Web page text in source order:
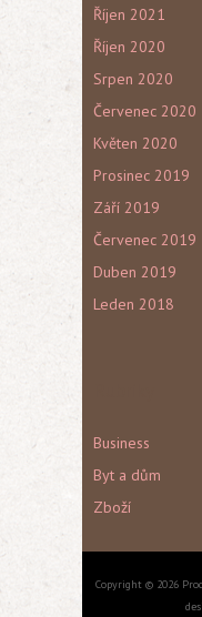
Říjen 2021
Říjen 2020
Srpen 2020
Červenec 2020
Květen 2020
Prosinec 2019
Září 2019
Červenec 2019
Duben 2019
Leden 2018
Business
Byt a dům
Zboží
Copyright © 2026